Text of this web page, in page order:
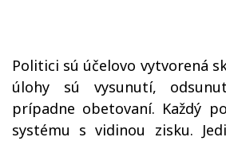
Politici sú účelovo vytvorená
úlohy sú vysunutí,
prípadne obetovaní. Každý
systému s vidinou zisku.